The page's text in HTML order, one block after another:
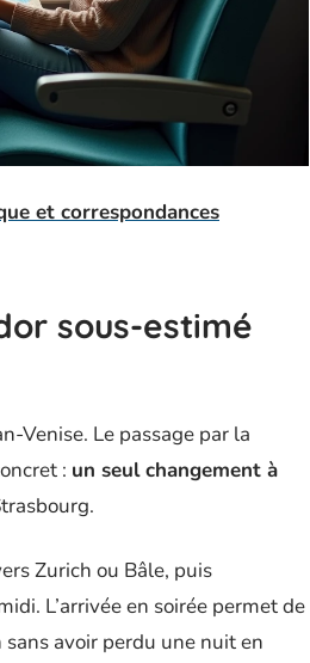
et correspondances
sous-estimé
Venise. Le passage par la
: un seul changement à
Zurich ou Bâle, puis
L’arrivée en soirée permet de
avoir perdu une nuit en